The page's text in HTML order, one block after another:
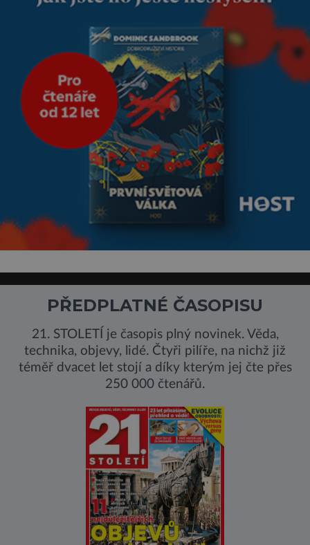
přírodě.
PŘEDPLATNÉ ČASOPISU
21. STOLETÍ je časopis plný novinek. Věda,
technika, objevy, lidé. Čtyři pilíře, na nichž již
téměř dvacet let stojí a díky kterým jej čte přes
250 000 čtenářů.